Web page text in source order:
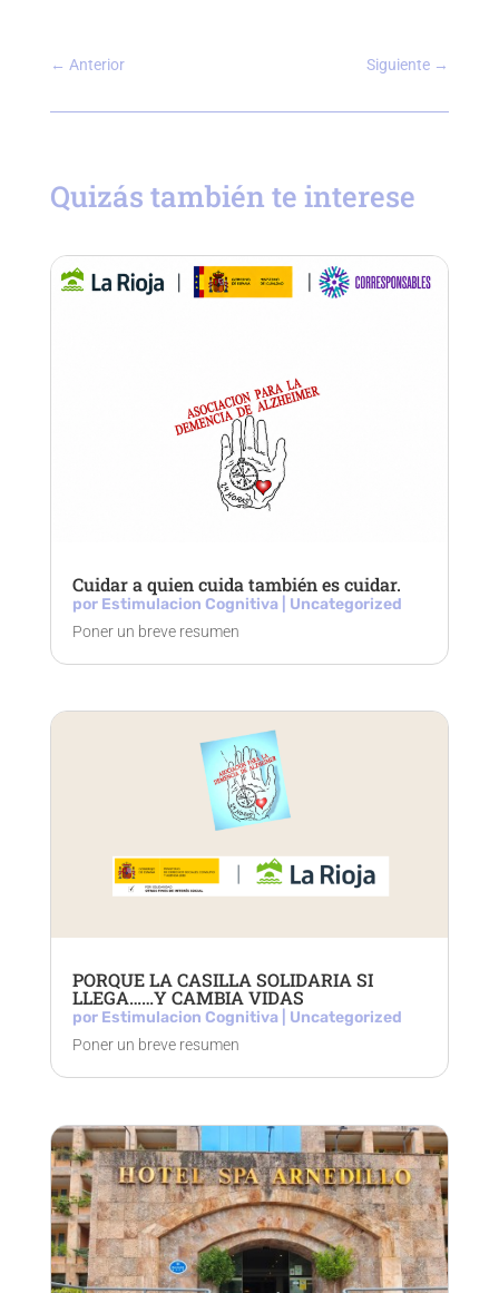
← Anterior Siguiente →
Quizás también te interese
Cuidar a quien cuida también es cuidar.
por Estimulacion Cognitiva| Uncategorized
Poner un breve resumen
PORQUE LA CASILLA SOLIDARIA SI
LLEGA……Y CAMBIA VIDAS
por Estimulacion Cognitiva| Uncategorized
Poner un breve resumen